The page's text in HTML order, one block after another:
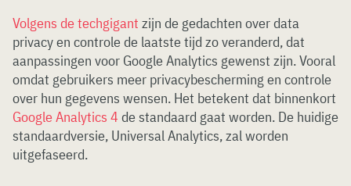
Volgens de techgigant zijn de gedachten over data
privacy en controle de laatste tijd zo veranderd, dat
aanpassingen voor Google Analytics gewenst zijn. Vooral
omdat gebruikers meer privacybescherming en controle
over hun gegevens wensen. Het betekent dat binnenkort
Google Analytics 4 de standaard gaat worden. De huidige
standaardversie, Universal Analytics, zal worden
uitgefaseerd.